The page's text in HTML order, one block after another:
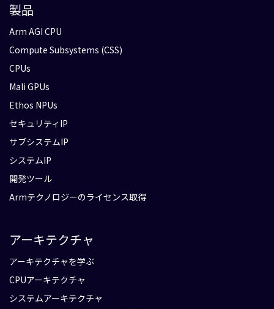
製品
Arm AGI CPU
Compute Subsystems (CSS)
CPUs
Mali GPUs
Ethos NPUs
セキュリティIP
サブシステムIP
システムIP
開発ツール
Armテクノロジーのライセンス取得
アーキテクチャ
アーキテクチャを学ぶ
CPUアーキテクチャ
システムアーキテクチャ